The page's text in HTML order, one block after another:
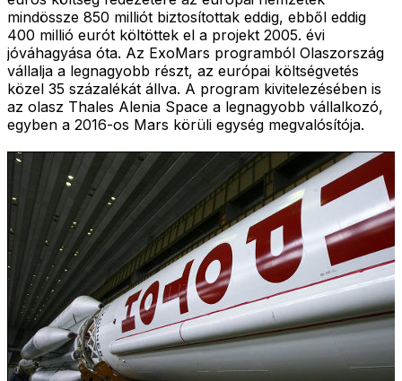
mindössze 850 milliót biztosítottak eddig, ebből eddig
400 millió eurót költöttek el a projekt 2005. évi
jóváhagyása óta. Az ExoMars programból Olaszország
vállalja a legnagyobb részt, az európai költségvetés
közel 35 százalékát állva. A program kivitelezésében is
az olasz Thales Alenia Space a legnagyobb vállalkozó,
egyben a 2016-os Mars körüli egység megvalósítója.